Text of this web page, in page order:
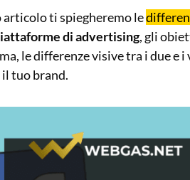
articolo ti spiegheremo le
di advertising, gli
le differenze visive tra i due e i
tuo brand.